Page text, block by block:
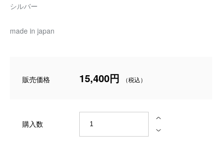
シルバー
made in japan
販売価格 15,400円
購入数